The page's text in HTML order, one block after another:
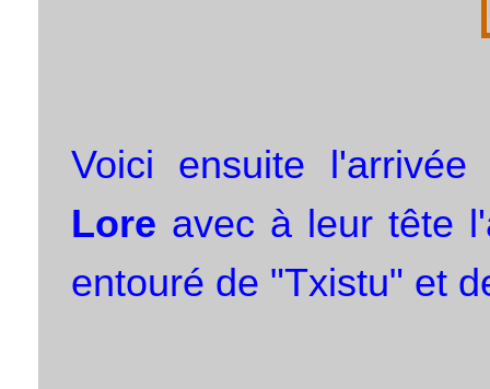
Voici ensuite
Lore avec à leur tête
entouré de "Txistu" et